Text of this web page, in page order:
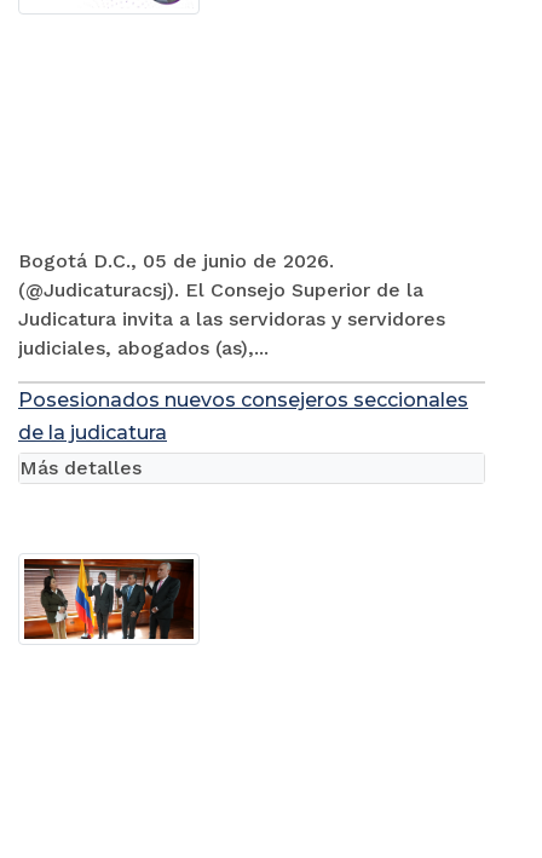
Bogotá D.C., 05 de junio de 2026.
(@Judicaturacsj). El Consejo Superior de la
Judicatura invita a las servidoras y servidores
judiciales, abogados (as),...
Posesionados nuevos consejeros seccionales
de la judicatura
Más detalles